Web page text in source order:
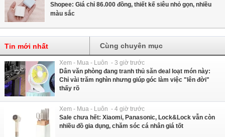
Shopee: Giá chỉ 86.000 đồng, thiết kế siêu nhỏ gọn, nhiều
màu sắc
Tin mới nhất Cùng chuyên mục
Xem - Mua - Luôn - 3 giờ trước
Dân văn phòng đang tranh thủ săn deal loạt món này:
Chỉ vài trăm nghìn nhưng giúp góc làm việc "lên đời"
thấy rõ
Xem - Mua - Luôn - 4 giờ trước
Sale chưa hết: Xiaomi, Panasonic, Lock&Lock vẫn còn
nhiều đồ gia dụng, chăm sóc cá nhân giá tốt